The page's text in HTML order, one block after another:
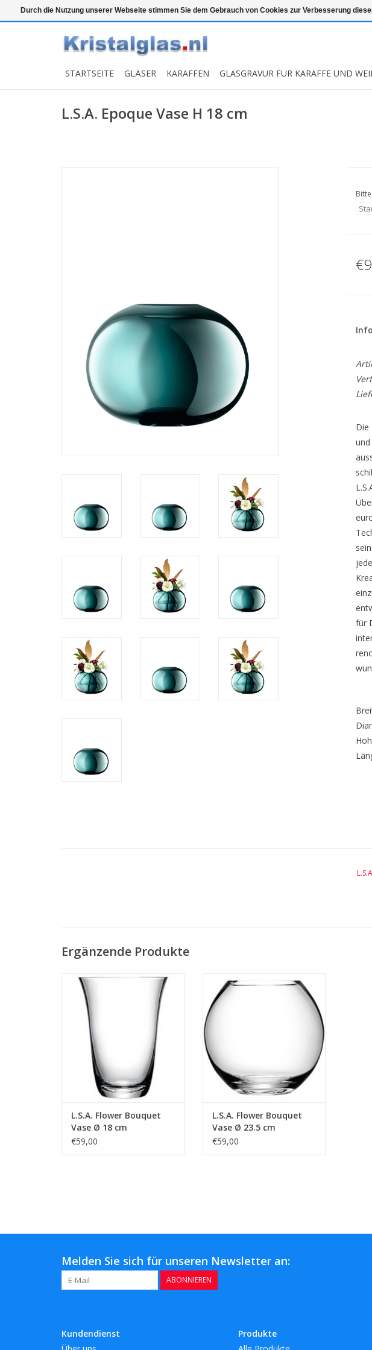
Top klasse Snelle levering Graveren
STARTSEITE GLÄSER KARAFFEN GLASGRAVUR FUR KARAFFE UND
L.S.A. Epoque Vase H 18 cm
Die
für
Ergänzende Produkte
Flower Bouquet Vase Ø 18 cm
L.S.A. Flower Bouquet
Vase Ø 18 cm
€59,00
Flower Bouquet Vase Ø 23.5 cm
L.S.A. Flower Bouquet
Vase Ø 23.5 cm
€59,00
Melden Sie sich für unseren Newsletter an:
ABONNIEREN
Kundendienst
Produkte
Durch die Nutzung unserer Webseite stimmen Sie dem Gebrauch von Cookies zur Verbesserung